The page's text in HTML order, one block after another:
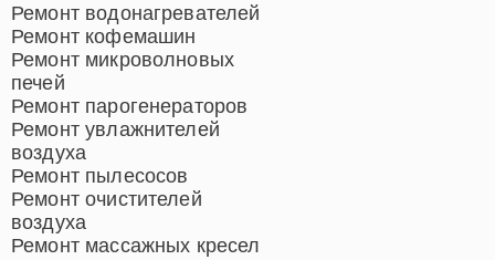
Ремонт водонагревателей
Ремонт кофемашин
Ремонт микроволновых
печей
Ремонт парогенераторов
Ремонт увлажнителей
воздуха
Ремонт пылесосов
Ремонт очистителей
воздуха
Ремонт массажных кресел